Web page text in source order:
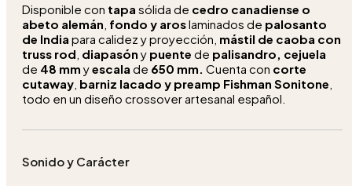
Disponible con tapa sólida de cedro canadiense o
abeto alemán fondo y aroslaminados de palosanto
de India para calidez y proyección, mástil de caoba con
truss rod diapasón y puente de palisandro, cejuela
de 48 mm yescala de 650 mm. Cuenta con corte
cutaway barniz lacado y preamp Fishman Sonitone
todo en un diseño crossover artesanal español.
Sonido y Carácter